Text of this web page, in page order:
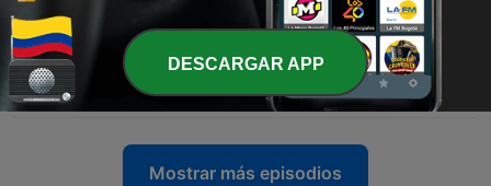
13 jul. 2026
26 - LA AVENTURA DE SER UN PADRE JOVEN -
Episodio 26 - Ellas
06 jul. 2026
Mostrar más episodios
DESCARGAR APP